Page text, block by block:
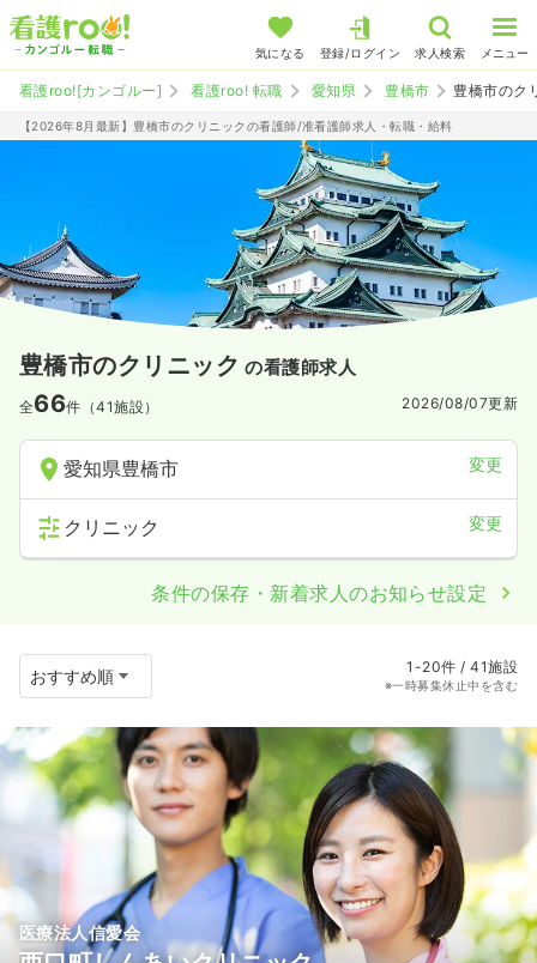
気になる 登録/ログイン 求人検索 メニュー
看護roo![カンゴルー] 看護roo! 転職 愛知県 豊橋市 豊橋市のク
【2026年8月最新】豊橋市のクリニックの看護師/准看護師求人・転職・給料
豊橋市のクリニック の看護師求人
全66件（41施設） 2026/08/07更新
愛知県豊橋市 変更
クリニック 変更
条件の保存・新着求人のお知らせ設定
1-20件 / 41施設
※一時募集休止中を含む
医療法人信愛会